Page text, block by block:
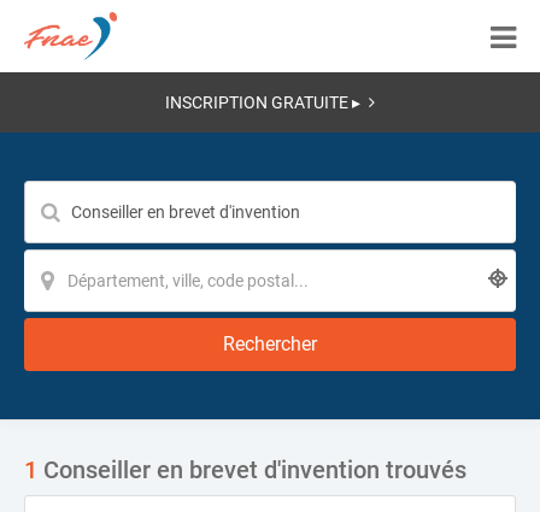
INSCRIPTION GRATUITE ▸
Rechercher
1 Conseiller en brevet d'invention trouvés